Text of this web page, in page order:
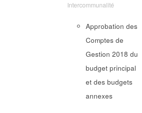
Intercommunalité
Approbation des
Comptes de
Gestion 2018 du
budget principal
et des budgets
annexes